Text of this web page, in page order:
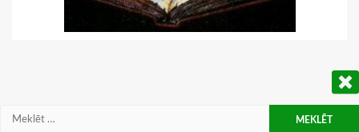
Meklēt: